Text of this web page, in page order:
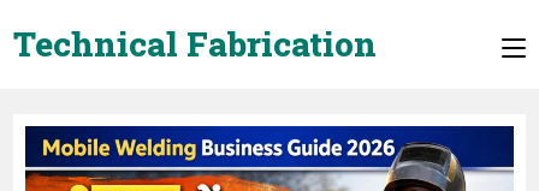
toTechnical Fabrication